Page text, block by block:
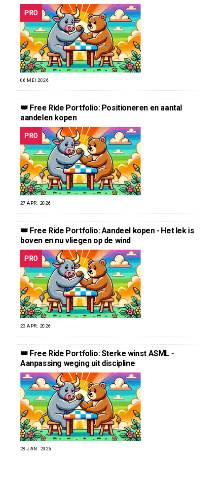
PRO
06 MEI 2026
👑 Free Ride Portfolio: Positioneren en aantal
aandelen kopen
PRO
27 APR. 2026
👑 Free Ride Portfolio: Aandeel kopen - Het lek is
boven en nu vliegen op de wind
PRO
23 APR. 2026
👑 Free Ride Portfolio: Sterke winst ASML -
Aanpassing weging uit discipline
28 JAN. 2026